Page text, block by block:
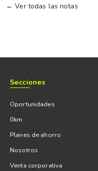
← Ver todas las notas
Secciones
Oportunidades
0km
Planes de ahorro
Nosotros
Venta corporativa